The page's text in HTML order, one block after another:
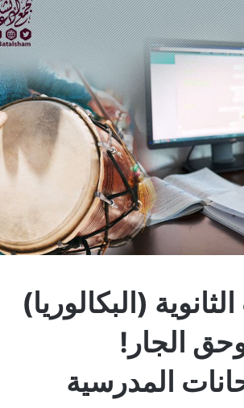
(البكالوريا)
الجار!
المدرسية